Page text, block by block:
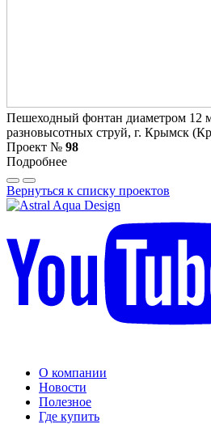
Пешеходный фонтан диаметром 12
разновысотных струй, г. Крымск
Проект № 98
Подробнее
Вернуться к списку проектов
О компании
Новости
Полезное
Где купить